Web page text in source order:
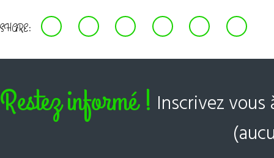
SHARE:
Restez informé ! Inscrivez